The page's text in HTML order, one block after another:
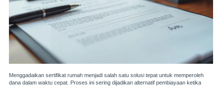
Menggadaikan sertifikat rumah menjadi salah satu solusi tepat untuk memperoleh
dana dalam waktu cepat. Proses ini sering dijadikan alternatif pembiayaan ketika